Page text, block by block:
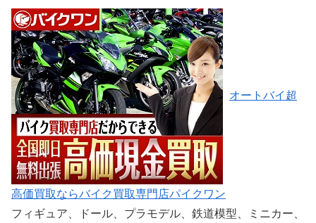
オートバイ超
高価買取ならバイク買取専門店パイクワン
フィギュア、ドール、プラモデル、鉄道模型、ミニカー、